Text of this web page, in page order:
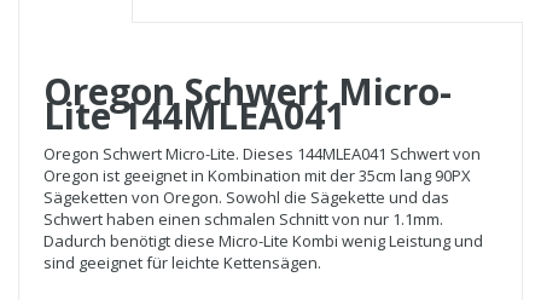
Oregon Schwert Micro-
Lite 144MLEA041
Oregon Schwert Micro-Lite. Dieses 144MLEA041 Schwert von
Oregon ist geeignet in Kombination mit der 35cm lang 90PX
Sägeketten von Oregon. Sowohl die Sägekette und das
Schwert haben einen schmalen Schnitt von nur 1.1mm.
Dadurch benötigt diese Micro-Lite Kombi wenig Leistung und
sind geeignet für leichte Kettensägen.